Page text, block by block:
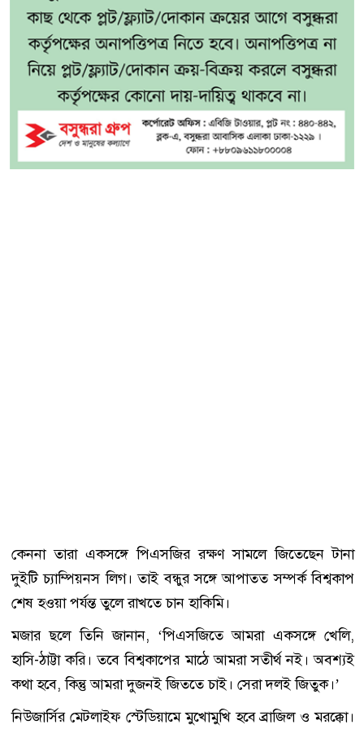
কেননা তারা একসঙ্গে পিএসজির রক্ষণ সামলে জিতেছেন টানা
দুইটি চ্যাম্পিয়নস লিগ। তাই বন্ধুর সঙ্গে আপাতত সম্পর্ক বিশ্বকাপ
শেষ হওয়া পর্যন্ত তুলে রাখতে চান হাকিমি।
মজার ছলে তিনি জানান, ‘পিএসজিতে আমরা একসঙ্গে খেলি,
হাসি-ঠাট্টা করি। তবে বিশ্বকাপের মাঠে আমরা সতীর্থ নই। অবশ্যই
কথা হবে, কিন্তু আমরা দুজনই জিততে চাই। সেরা দলই জিতুক।’
নিউজার্সির মেটলাইফ স্টেডিয়ামে মুখোমুখি হবে ব্রাজিল ও মরক্কো।